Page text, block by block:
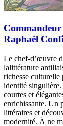
Raphaël
Le chef-d’œuvre
lalittérature
richesse
identité
courtes et
enrichissante. Un
littéraires et
modernité. À ne